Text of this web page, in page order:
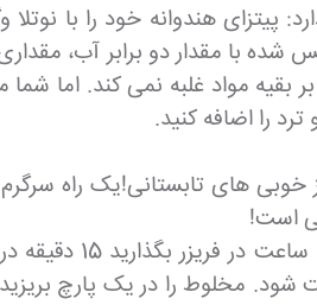
پیتزای هندوانه خود را با
شده با مقدار دو برابر آب،
مواد غلبه نمی کند. اما شما
را اضافه کنید.
های تابستانی!یک راه سرگرم
است!
اسموتی هندوانه در ابتدا باید 8 فنجان مکعب های هندوانه را در
را در مخلوط کن بریزید تا یکدست شود. مخلوط را در یک